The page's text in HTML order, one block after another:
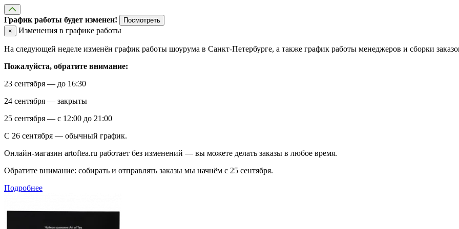
График работы будет изменен!
Посмотреть
×
Изменения в графике работы
На следующей неделе изменён график работы шоурума в Санкт-Петербурге, а также график работы менеджеров и сборки
Пожалуйста, обратите внимание:
23 сентября — до 16:30
24 сентября — закрыты
25 сентября — с 12:00 до 21:00
С 26 сентября — обычный график.
Онлайн-магазин artoftea.ru работает без изменений — вы можете делать заказы в любое время.
Обратите внимание: собирать и отправлять заказы мы начнём с 25 сентября.
Подробнее